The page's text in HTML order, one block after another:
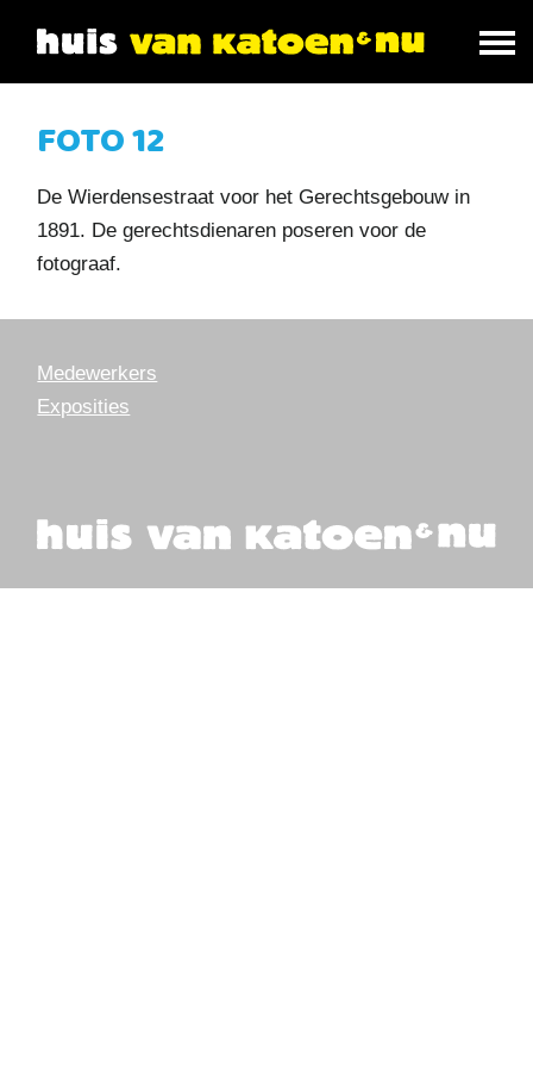
FOTO 12
De Wierdensestraat voor het Gerechtsgebouw in
1891. De gerechtsdienaren poseren voor de
fotograaf.
Medewerkers
Exposities